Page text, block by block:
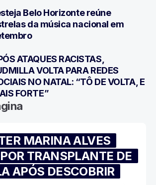
Belo Horizonte reúne
da música nacional em
ATAQUES RACISTAS,
VOLTA PARA REDES
NO NATAL: “TÔ DE VOLTA, E
FORTE”
MARINA ALVES
TRANSPLANTE DE
APÓS DESCOBRIR